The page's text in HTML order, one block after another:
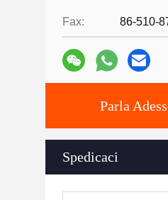
Fax: 86-510-
Parla
Spedicaci